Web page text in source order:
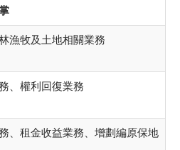
漁牧及土地相關業務
、權利回復業務
、租金收益業務、增劃編原保地